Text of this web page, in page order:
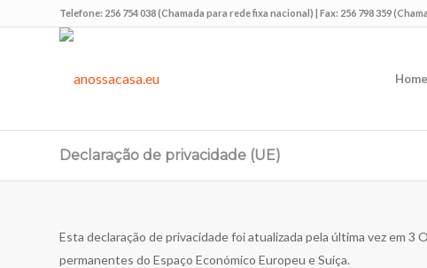
Telefone: 256 754 038 (Chamada para rede fixa nacional) | Fax: 256 798 359
Declaração de privacidade (UE)
Esta declaração de privacidade foi atualizada pela última vez em
permanentes do Espaço Económico Europeu e Suíça.